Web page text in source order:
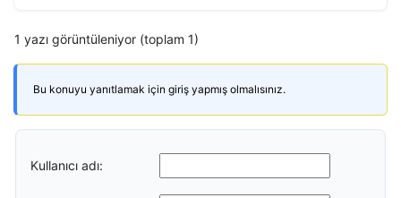
1 yazı görüntüleniyor (toplam 1)
Bu konuyu yanıtlamak için giriş yapmış olmalısınız.
Kullanıcı adı: